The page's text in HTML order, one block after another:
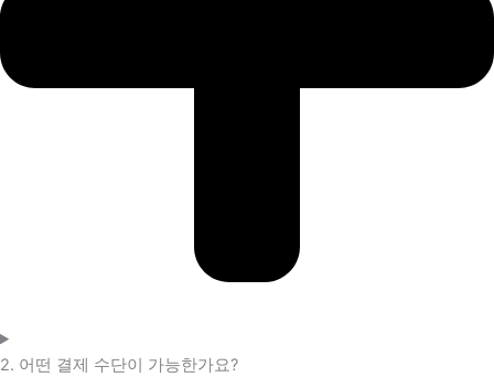
2. 어떤 결제 수단이 가능한가요?